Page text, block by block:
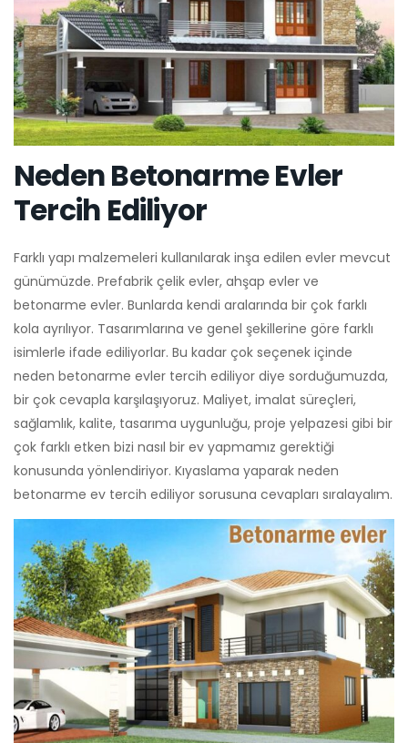
Neden Betonarme Evler
Tercih Ediliyor
Farklı yapı malzemeleri kullanılarak inşa edilen evler mevcut
günümüzde. Prefabrik çelik evler, ahşap evler ve
betonarme evler. Bunlarda kendi aralarında bir çok farklı
kola ayrılıyor. Tasarımlarına ve genel şekillerine göre farklı
isimlerle ifade ediliyorlar. Bu kadar çok seçenek içinde
neden betonarme evler tercih ediliyor diye sorduğumuzda,
bir çok cevapla karşılaşıyoruz. Maliyet, imalat süreçleri,
sağlamlık, kalite, tasarıma uygunluğu, proje yelpazesi gibi bir
çok farklı etken bizi nasıl bir ev yapmamız gerektiği
konusunda yönlendiriyor. Kıyaslama yaparak neden
betonarme ev tercih ediliyor sorusuna cevapları sıralayalım.